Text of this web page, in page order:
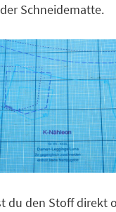
Schneidematte.
du den Stoff direkt